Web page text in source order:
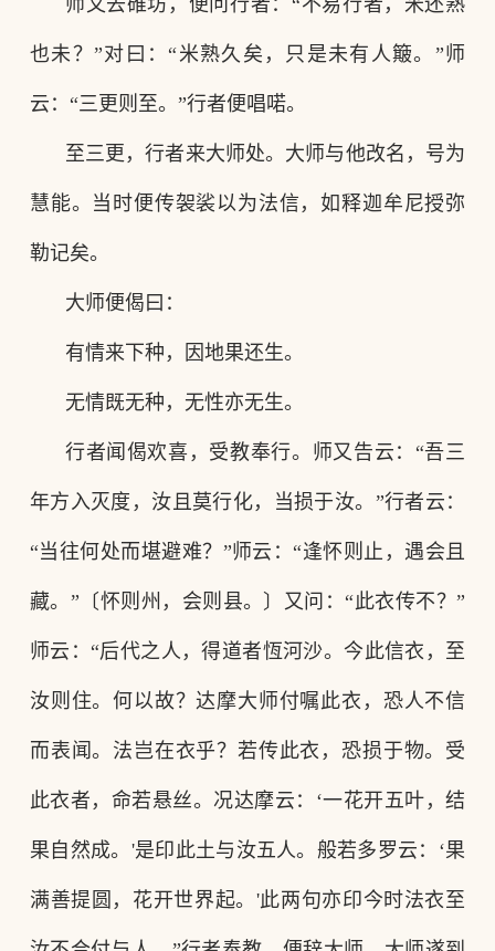
师又去碓坊，便问行者： “不易行者，米还熟
也未？”对曰：“米熟久矣，只是未有人簸。”师
云：“三更则至。”行者便唱喏。
至三更，行者来大师处。大师与他改名，号为
慧能。当时便传袈裟以为法信，如释迦牟尼授弥
勒记矣。
大师便偈曰：
有情来下种，因地果还生。
无情既无种，无性亦无生。
行者闻偈欢喜，受教奉行。师又告云： “吾三
年方入灭度，汝且莫行化，当损于汝。”行者云：
“当往何处而堪避难？”师云：“逢怀则止，遇会且
藏。”〔怀则州，会则县。〕又问：“此衣传不？”
师云：“后代之人，得道者恆河沙。今此信衣，至
汝则住。何以故？达摩大师付嘱此衣，恐人不信
而表闻。法岂在衣乎？若传此衣，恐损于物。受
此衣者，命若悬丝。况达摩云：‘一花开五叶，结
果自然成。'是印此土与汝五人。般若多罗云：‘果
满善提圆，花开世界起。'此两句亦印今时法衣至